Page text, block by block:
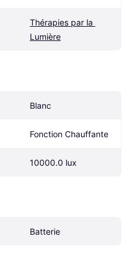
Thérapies par la
Lumière
Blanc
Fonction Chauffante
10000.0 lux
Batterie